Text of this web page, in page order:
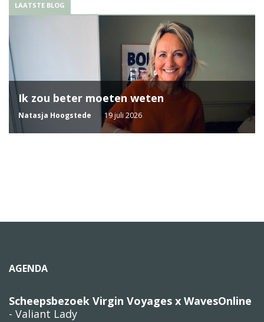
LAATSTE BLOG
Ik zou beter moeten weten
Natasja Hoogstede 19 juli 2026
AGENDA
Scheepsbezoek Virgin Voyages x WavesOnline
- Valiant Lady